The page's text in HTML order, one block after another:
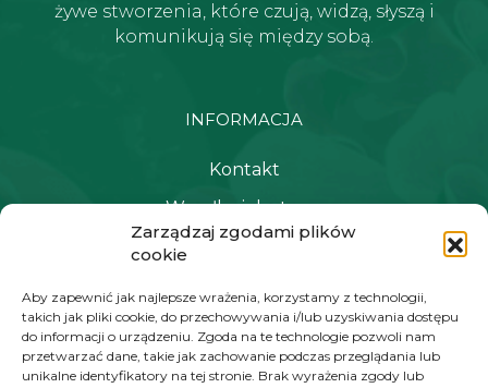
Zarządzaj zgodami plików
cookie
Aby zapewnić jak najlepsze wrażenia, korzystamy z technologii,
takich jak pliki cookie, do przechowywania i/lub uzyskiwania dostępu
do informacji o urządzeniu. Zgoda na te technologie pozwoli nam
przetwarzać dane, takie jak zachowanie podczas przeglądania lub
unikalne identyfikatory na tej stronie. Brak wyrażenia zgody lub
żywe stworzenia, które czują, widzą, słyszą i
komunikują się między sobą.
INFORMACJA
Kontakt
Wysyłka i dostawa
Polityka prywatności i regulamin
NAWIGACJA